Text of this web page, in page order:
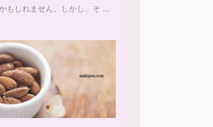
もしれません。しかし、そ ...